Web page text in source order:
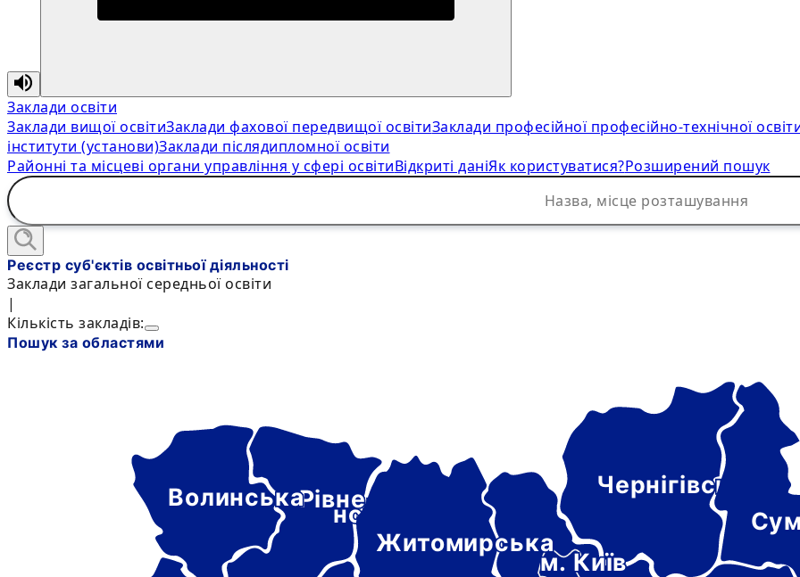
Заклади освіти
Заклади вищої освітиЗаклади фахової передвищої освітиЗаклади професійної професійно-технічної
інститути (установи)Заклади післядипломної освіти
Районні та місцеві органи управління у сфері освітиВідкриті даніЯк користуватися?Розширений пошук
Реєстр суб'єктів освітньої діяльності
Заклади загальної середньої освіти
|
Кількість закладів:
Пошук за областями
Чернігівська
м. Київ
Рівне-
нська
Волинська
Житомирська